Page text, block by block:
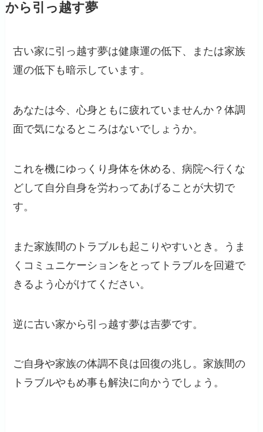
から引っ越す夢
古い家に引っ越す夢は健康運の低下、または家族
運の低下も暗示しています。
あなたは今、心身ともに疲れていませんか？体調
面で気になるところはないでしょうか。
これを機にゆっくり身体を休める、病院へ行くな
どして自分自身を労わってあげることが大切で
す。
また家族間のトラブルも起こりやすいとき。うま
くコミュニケーションをとってトラブルを回避で
きるよう心がけてください。
逆に古い家から引っ越す夢は吉夢です。
ご自身や家族の体調不良は回復の兆し。家族間の
トラブルやもめ事も解決に向かうでしょう。